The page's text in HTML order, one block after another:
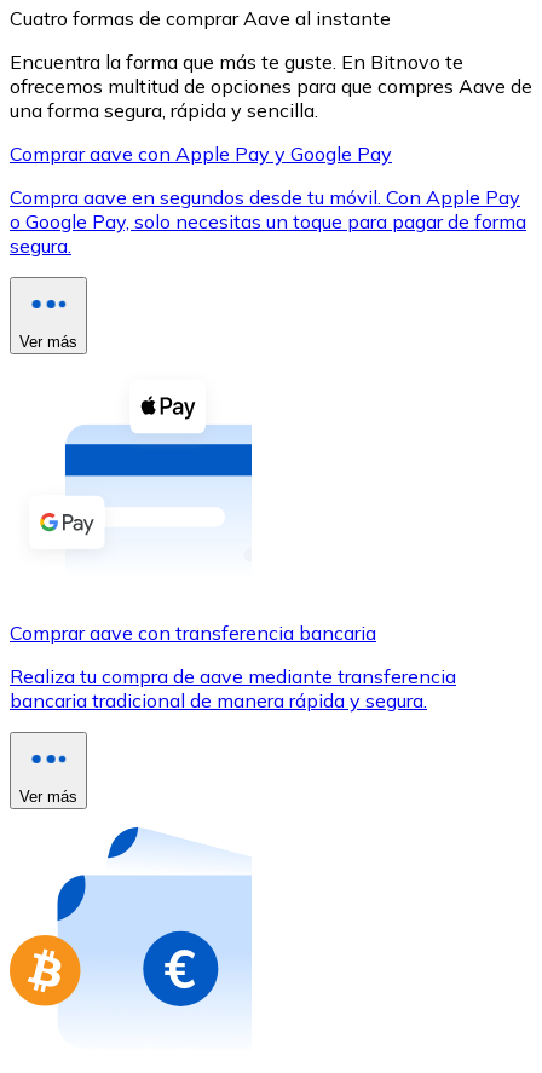
XRP
XRP
Ver todo
Compra criptomonedas con efectivo en tu tienda más
Comprar con efectivo
Transferencia SEPA
Utiliza tarjetas Visa y Mastercard para comprar
Comprar con tarjeta
Compra tarjetas regalo de tus marcas favoritas con
Ir a la tienda de tarjetas regalo
Cuatro formas de comprar Aave al instante
Encuentra la forma que más te guste. En Bitnovo te
ofrecemos multitud de opciones para que compres Aave de
una forma segura, rápida y sencilla.
Comprar aave con Apple Pay y Google Pay
Compra aave en segundos desde tu móvil. Con Apple Pay
o Google Pay, solo necesitas un toque para pagar de forma
segura.
Ver más
Comprar aave con transferencia bancaria
Realiza tu compra de aave mediante transferencia
bancaria tradicional de manera rápida y segura.
Ver más